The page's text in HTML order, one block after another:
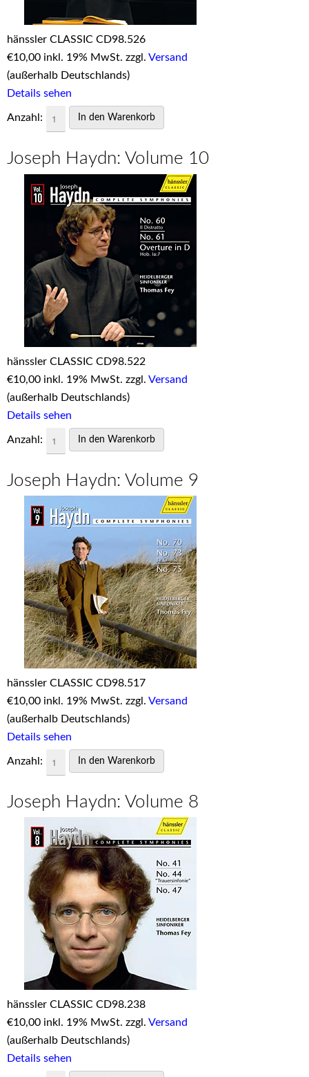
hänssler CLASSIC CD98.526
€10,00 inkl. 19% MwSt. zzgl. Versand
(außerhalb Deutschlands)
Details sehen
Anzahl:
Joseph Haydn: Volume 10
hänssler CLASSIC CD98.522
€10,00 inkl. 19% MwSt. zzgl. Versand
(außerhalb Deutschlands)
Details sehen
Anzahl:
Joseph Haydn: Volume 9
hänssler CLASSIC CD98.517
€10,00 inkl. 19% MwSt. zzgl. Versand
(außerhalb Deutschlands)
Details sehen
Anzahl:
Joseph Haydn: Volume 8
hänssler CLASSIC CD98.238
€10,00 inkl. 19% MwSt. zzgl. Versand
(außerhalb Deutschlands)
Details sehen